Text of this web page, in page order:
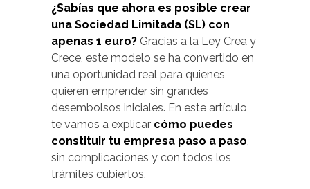
¿Sabías que ahora es posible crear
una Sociedad Limitada (SL) con
apenas 1 euro? Gracias a la Ley Crea y
Crece, este modelo se ha convertido en
una oportunidad real para quienes
quieren emprender sin grandes
desembolsos iniciales. En este artículo,
te vamos a explicar cómo puedes
constituir tu empresa paso a paso,
sin complicaciones y con todos los
trámites cubiertos.